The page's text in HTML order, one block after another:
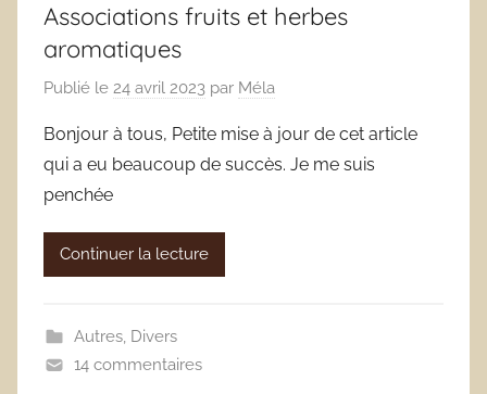
Associations fruits et herbes
aromatiques
Publié le 24 avril 2023 par Méla
Bonjour à tous, Petite mise à jour de cet article
qui a eu beaucoup de succès. Je me suis
penchée
Continuer la lecture
Autres, Divers
14 commentaires